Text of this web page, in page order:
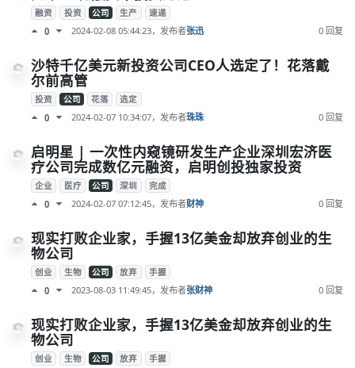
融资 投资 公司 生产 速递
0 2024-02-08 05:44:23，发布者张迅 0 回复
沙特千亿美元新投资公司CEO人选定了！花落戴
尔前高管
投资 公司 花落 选定
0 2024-02-07 10:34:07，发布者珠珠 0 回复
启明星 | 一次性内窥镜研发生产企业深圳宏济医
疗公司完成数亿元融资，启明创投独家投资
企业 医疗 公司 深圳 完成
0 2024-02-07 07:12:45，发布者财神 0 回复
现实打败企业家，手握13亿美金却放弃创业的生
物公司
创业 生物 公司 放弃 手握
0 2023-08-03 11:49:45，发布者张财神 0 回复
现实打败企业家，手握13亿美金却放弃创业的生
物公司
创业 生物 公司 放弃 手握